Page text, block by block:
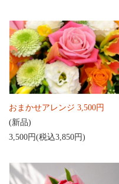
おまかせアレンジ 3,500円
(新品)
3,500円(税込3,850円)